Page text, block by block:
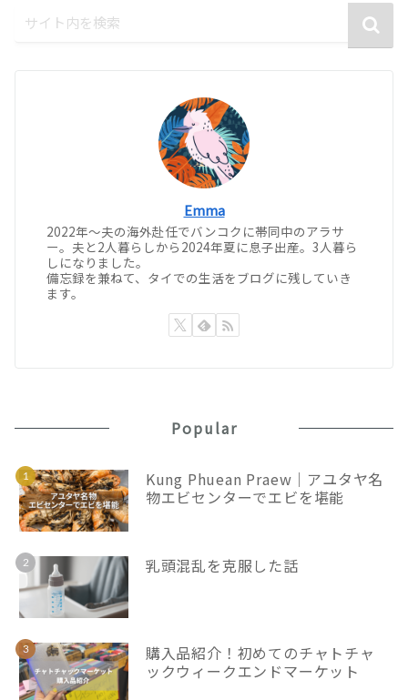
Emma
2022年〜夫の海外赴任でバンコクに帯同中のアラサ
ー。夫と2人暮らしから2024年夏に息子出産。3人暮ら
しになりました。
備忘録を兼ねて、タイでの生活をブログに残していき
ます。
Popular
Kung Phuean Praew｜アユタヤ名
物エビセンターでエビを堪能
乳頭混乱を克服した話
購入品紹介！初めてのチャトチャ
ックウィークエンドマーケット